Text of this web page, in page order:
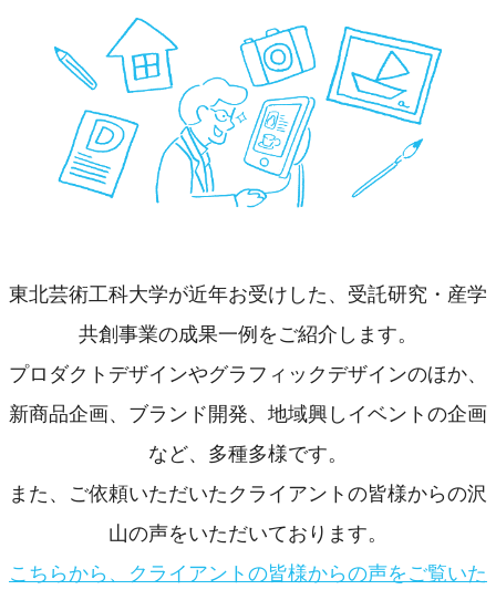
東北芸術工科大学が近年お受けした、受託研究・産学
共創事業の成果一例をご紹介します。
プロダクトデザインやグラフィックデザインのほか、
新商品企画、ブランド開発、地域興しイベントの企画
など、多種多様です。
また、ご依頼いただいたクライアントの皆様からの沢
山の声をいただいております。
こちらから、クライアントの皆様からの声をご覧いた